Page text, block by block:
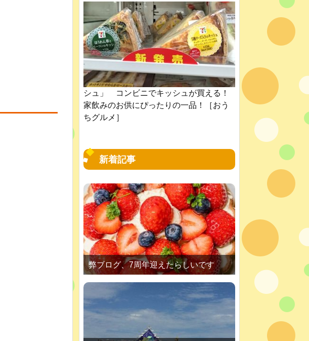
シュ」 コンビニでキッシュが買える！
家飲みのお供にぴったりの一品！［おう
ちグルメ］
新着記事
弊ブログ、7周年迎えたらしいです